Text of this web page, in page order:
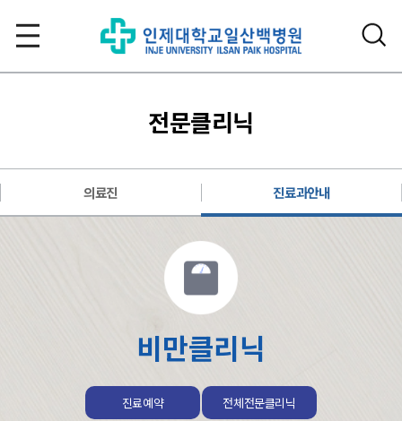
전문클리닉
의료진 진료과안내
비만클리닉
진료예약 전체전문클리닉